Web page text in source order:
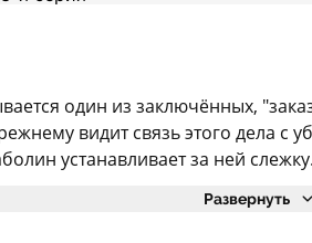
один из заключённых,
видит связь этого дела
устанавливает за ней
Развернуть